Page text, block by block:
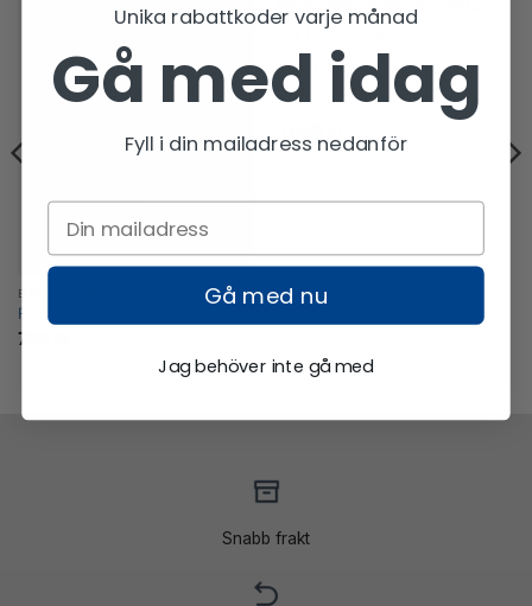
BINDNINGAR
Fischer Race Classic IFP
799
BINDNINGAR
Rottefella Move Switch Kit NIS
2.0 & 3.0
Snabb frakt
Unika rabattkoder varje månad
Gå med idag
Fyll i din mailadress nedanför
Gå med nu
Jag behöver inte gå med